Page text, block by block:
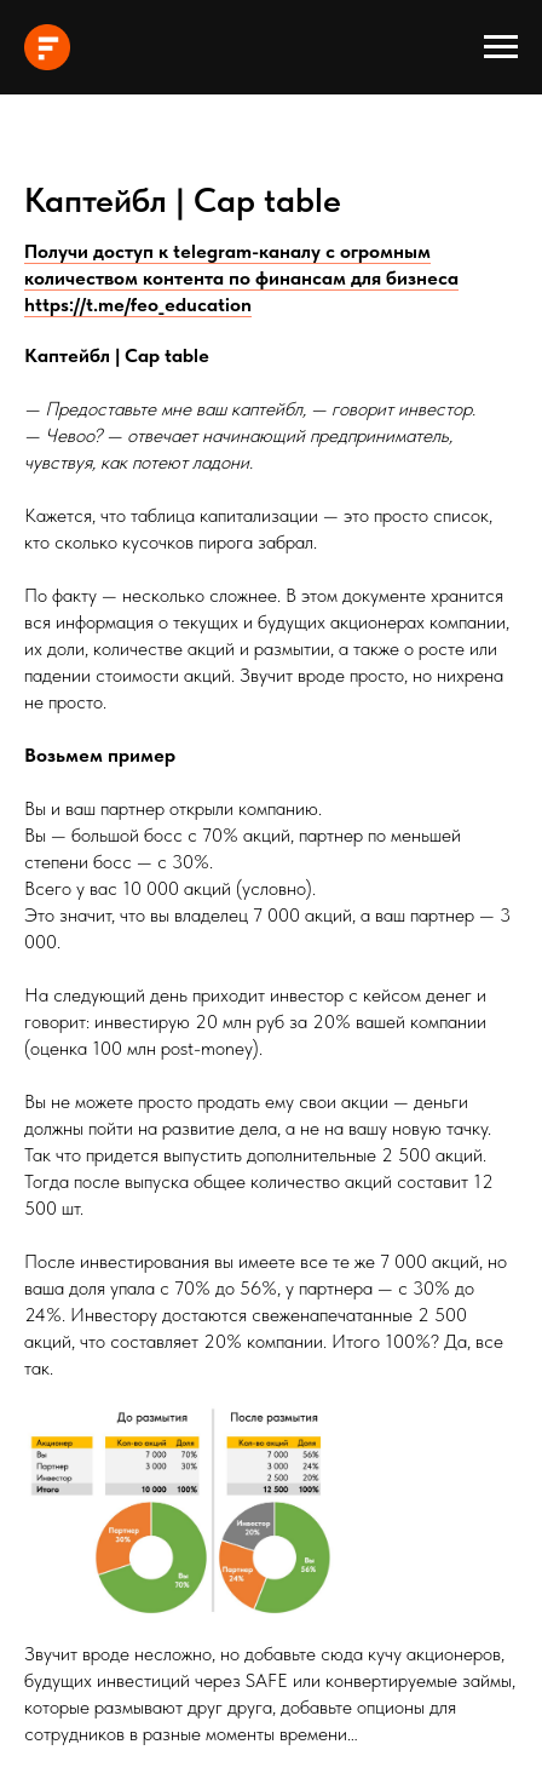
Каптейбл | Cap table
Получи доступ к telegram-каналу с огромным
количеством контента по финансам для бизнеса
https://t.me/feo_education
Каптейбл | Cap table
— Предоставьте мне ваш каптейбл, — говорит инвестор.
— Чевоо? — отвечает начинающий предприниматель,
чувствуя, как потеют ладони.
Кажется, что таблица капитализации — это просто список,
кто сколько кусочков пирога забрал.
По факту — несколько сложнее. В этом документе хранится
вся информация о текущих и будущих акционерах компании,
их доли, количестве акций и размытии, а также о росте или
падении стоимости акций. Звучит вроде просто, но нихрена
не просто.
Возьмем пример
Вы и ваш партнер открыли компанию.
Вы — большой босс с 70% акций, партнер по меньшей
степени босс — с 30%.
Всего у вас 10 000 акций (условно).
Это значит, что вы владелец 7 000 акций, а ваш партнер — 3
000.
На следующий день приходит инвестор с кейсом денег и
говорит: инвестирую 20 млн руб за 20% вашей компании
(оценка 100 млн post-money).
Вы не можете просто продать ему свои акции — деньги
должны пойти на развитие дела, а не на вашу новую тачку.
Так что придется выпустить дополнительные 2 500 акций.
Тогда после выпуска общее количество акций составит 12
500 шт.
После инвестирования вы имеете все те же 7 000 акций, но
ваша доля упала с 70% до 56%, у партнера — с 30% до
24%. Инвестору достаются свеженапечатанные 2 500
акций, что составляет 20% компании. Итого 100%? Да, все
так.
Звучит вроде несложно, но добавьте сюда кучу акционеров,
будущих инвестиций через SAFE или конвертируемые займы,
которые размывают друг друга, добавьте опционы для
сотрудников в разные моменты времени…